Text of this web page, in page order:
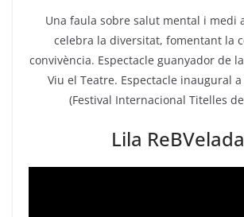
Una faula sobre salut mental i medi
celebra la diversitat, fomentant la
convivència. Espectacle guanyador de la
Viu el Teatre. Espectacle inaugural
(Festival Internacional Titelles
Lila ReBVelada